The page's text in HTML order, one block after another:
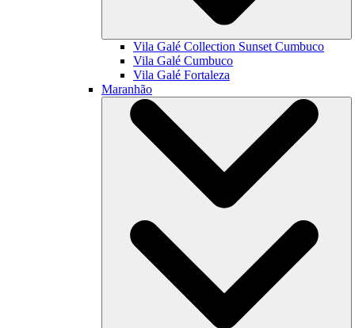
Vila Galé Collection Sunset Cumbuco
Vila Galé Cumbuco
Vila Galé Fortaleza
Maranhão